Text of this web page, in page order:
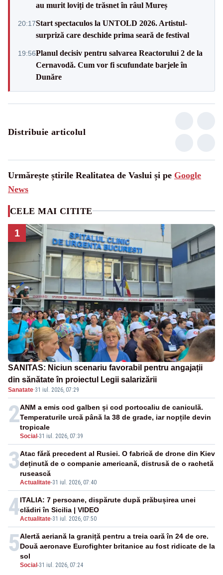
au murit loviți de trăsnet în râul Mureș
20:17Start spectaculos la UNTOLD 2026. Artistul-
surpriză care deschide prima seară de festival
19:56Planul decisiv pentru salvarea Reactorului 2 de la
Cernavodă. Cum vor fi scufundate barjele în
Dunăre
Distribuie articolul
Urmărește știrile Realitatea de Vaslui și pe Google
News
CELE MAI CITITE
1
SANITAS: Niciun scenariu favorabil pentru angajații
din sănătate în proiectul Legii salarizării
Sanatate·31 iul. 2026, 07:29
2
Social -31 iul. 2026, 07:39
ANM a emis cod galben și cod portocaliu de caniculă.
Temperaturile urcă până la 38 de grade, iar nopțile devin
tropicale
3
Actualitate-31 iul. 2026, 07:40
Atac fără precedent al Rusiei. O fabrică de drone din Kiev
deținută de o companie americană, distrusă de o rachetă
rusească
4Actualitate-31 iul. 2026, 07:50
ITALIA: 7 persoane, dispărute după prăbușirea unei
clădiri în Sicilia | VIDEO
5
Social -31 iul. 2026, 07:24
Alertă aeriană la graniță pentru a treia oară în 24 de ore.
Două aeronave Eurofighter britanice au fost ridicate de la
sol